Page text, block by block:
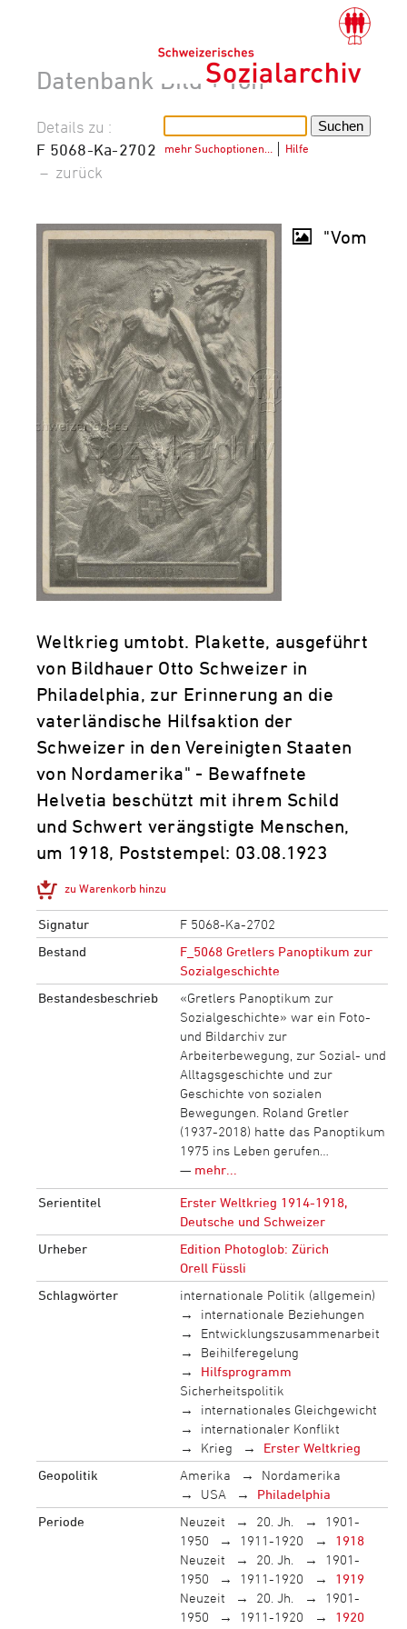
Datenbank Bild + Ton
mehr Suchoptionen… Hilfe
Details zu :
F 5068-Ka-2702
– zurück
"Vom
Weltkrieg umtobt. Plakette, ausgeführt
von Bildhauer Otto Schweizer in
Philadelphia, zur Erinnerung an die
vaterländische Hilfsaktion der
Schweizer in den Vereinigten Staaten
von Nordamerika" - Bewaffnete
Helvetia beschützt mit ihrem Schild
und Schwert verängstigte Menschen,
um 1918, Poststempel: 03.08.1923
zu Warenkorb hinzu
Signatur
F 5068-Ka-2702
Bestand
F_5068 Gretlers Panoptikum zur
Sozialgeschichte
Bestandesbeschrieb
«Gretlers Panoptikum zur
Sozialgeschichte» war ein Foto-
und Bildarchiv zur
Arbeiterbewegung, zur Sozial- und
Alltagsgeschichte und zur
Geschichte von sozialen
Bewegungen. Roland Gretler
(1937-2018) hatte das Panoptikum
1975 ins Leben gerufen…
— mehr...
Serientitel
Erster Weltkrieg 1914-1918,
Deutsche und Schweizer
Urheber
Edition Photoglob: Zürich
Orell Füssli
Schlagwörter
internationale Politik (allgemein)
internationale Beziehungen
Entwicklungszusammenarbeit
Beihilferegelung
Hilfsprogramm
Sicherheitspolitik
internationales Gleichgewicht
internationaler Konflikt
Krieg
Erster Weltkrieg
Geopolitik
Amerika
Nordamerika
USA
Philadelphia
Periode
Neuzeit 20. Jh.
1901-
1950
1911-1920
1918
Neuzeit
20. Jh.
1901-
1950
1911-1920
1919
Neuzeit
20. Jh.
1901-
1950
1911-1920
1920